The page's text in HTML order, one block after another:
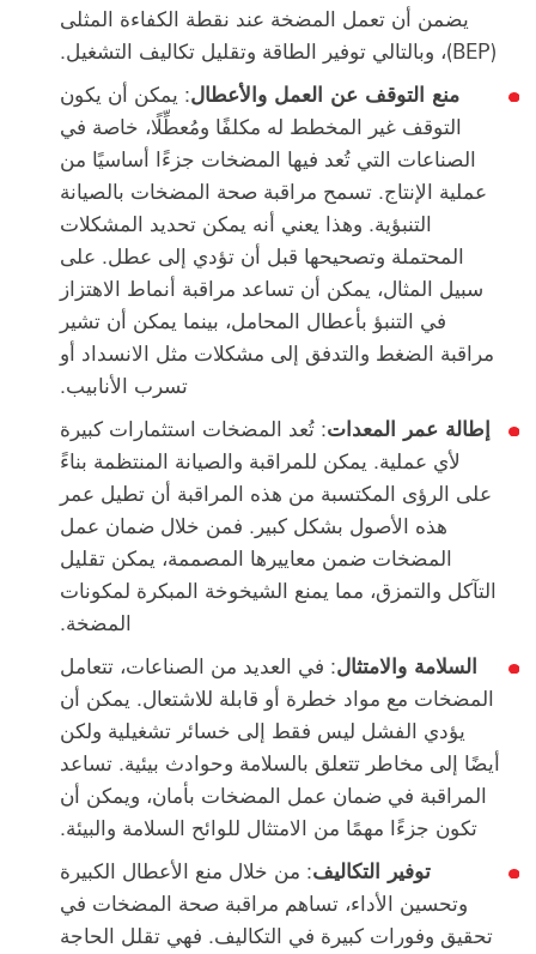
يضمن أن تعمل المضخة عند نقطة الكفاءة المثلى
(BEP)، وبالتالي توفير الطاقة وتقليل تكاليف التشغيل.
منع التوقف عن العمل والأعطال: يمكن أن يكون
التوقف غير المخطط له مكلفًا ومُعطِّلًا، خاصة في
الصناعات التي تُعد فيها المضخات جزءًا أساسيًا من
عملية الإنتاج. تسمح مراقبة صحة المضخات بالصيانة
التنبؤية. وهذا يعني أنه يمكن تحديد المشكلات
المحتملة وتصحيحها قبل أن تؤدي إلى عطل. على
سبيل المثال، يمكن أن تساعد مراقبة أنماط الاهتزاز
في التنبؤ بأعطال المحامل، بينما يمكن أن تشير
مراقبة الضغط والتدفق إلى مشكلات مثل الانسداد أو
تسرب الأنابيب.
إطالة عمر المعدات: تُعد المضخات استثمارات كبيرة
لأي عملية. يمكن للمراقبة والصيانة المنتظمة بناءً
على الرؤى المكتسبة من هذه المراقبة أن تطيل عمر
هذه الأصول بشكل كبير. فمن خلال ضمان عمل
المضخات ضمن معاييرها المصممة، يمكن تقليل
التآكل والتمزق، مما يمنع الشيخوخة المبكرة لمكونات
المضخة.
السلامة والامتثال: في العديد من الصناعات، تتعامل
المضخات مع مواد خطرة أو قابلة للاشتعال. يمكن أن
يؤدي الفشل ليس فقط إلى خسائر تشغيلية ولكن
أيضًا إلى مخاطر تتعلق بالسلامة وحوادث بيئية. تساعد
المراقبة في ضمان عمل المضخات بأمان، ويمكن أن
تكون جزءًا مهمًا من الامتثال للوائح السلامة والبيئة.
توفير التكاليف: من خلال منع الأعطال الكبيرة
وتحسين الأداء، تساهم مراقبة صحة المضخات في
تحقيق وفورات كبيرة في التكاليف. فهي تقلل الحاجة